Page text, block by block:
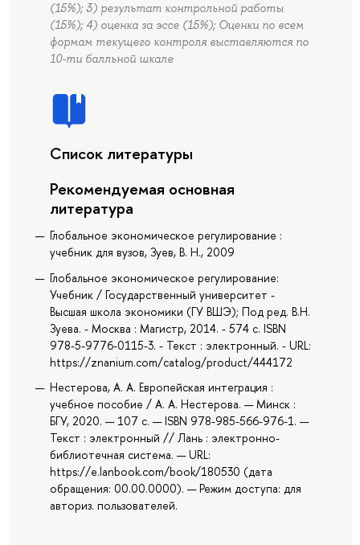
(15%); 3) результат контрольной работы
(15%); 4) оценка за эссе (15%); Оценки по всем
формам текущего контроля выставляются по
10-ти балльной шкале
Список литературы
Рекомендуемая основная
литература
Глобальное экономическое регулирование :
учебник для вузов, Зуев, В. Н., 2009
Глобальное экономическое регулирование:
Учебник / Государственный университет -
Высшая школа экономики (ГУ ВШЭ); Под ред. В.Н.
Зуева. - Москва : Магистр, 2014. - 574 с. ISBN
978-5-9776-0115-3. - Текст : электронный. - URL:
https://znanium.com/catalog/product/444172
Нестерова, А. А. Европейская интеграция :
учебное пособие / А. А. Нестерова. — Минск :
БГУ, 2020. — 107 с. — ISBN 978-985-566-976-1. —
Текст : электронный // Лань : электронно-
библиотечная система. — URL:
https://e.lanbook.com/book/180530 (дата
обращения: 00.00.0000). — Режим доступа: для
авториз. пользователей.